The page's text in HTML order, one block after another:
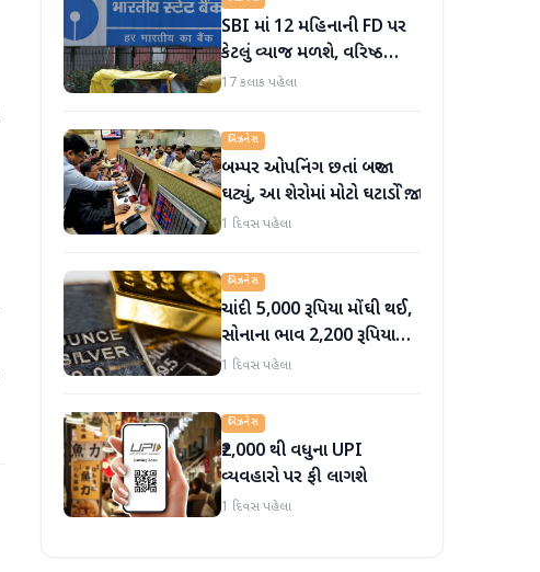
SBI માં 12 મહિનાની FD પર
કેટલું વ્યાજ મળશે, વરિષ્ઠ
નાગરિકોને શું લાભ મળે છે?
17 કલાક પહેલા
બિઝનેસ
બમ્પર ઓપનિંગ છતાં બજાર
ઘટ્યું, આ શેરોમાં મોટો ઘટાડો જોવા
મળ્યો
1 દિવસ પહેલા
બિઝનેસ
ચાંદી 5,000 રૂપિયા મોંઘી થઈ,
સોનાના ભાવ 2,200 રૂપિયા
સુધી વધ્યા
1 દિવસ પહેલા
બિઝનેસ
₹2,000 થી વધુના UPI
વ્યવહારો પર ફી લાગશે
1 દિવસ પહેલા